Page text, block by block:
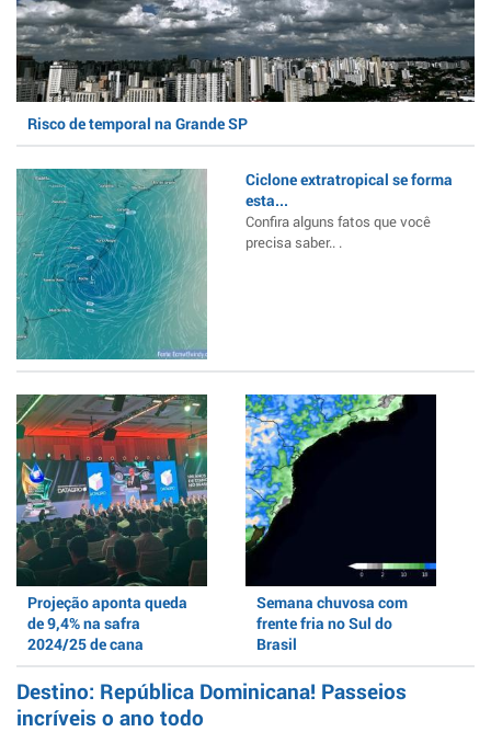
Risco de temporal na Grande SP
Ciclone extratropical se forma
esta...
Confira alguns fatos que você
precisa saber.. .
Projeção aponta queda
de 9,4% na safra
2024/25 de cana
Semana chuvosa com
frente fria no Sul do
Brasil
Destino: República Dominicana! Passeios
incríveis o ano todo